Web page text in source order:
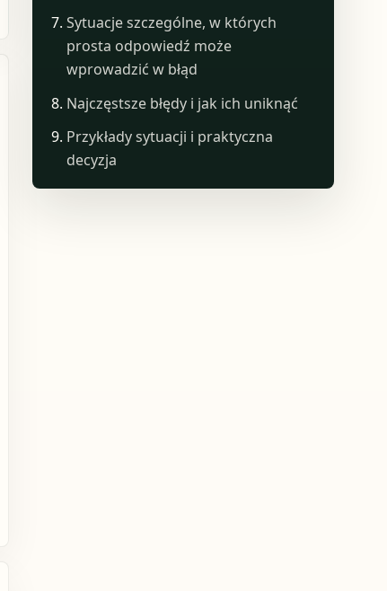
Sytuacje szczególne, w których
prosta odpowiedź może
wprowadzić w błąd
Najczęstsze błędy i jak ich uniknąć
Przykłady sytuacji i praktyczna
decyzja